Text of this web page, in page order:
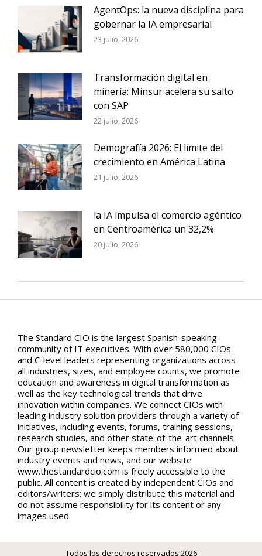
AgentOps: la nueva disciplina para
gobernar la IA empresarial
23 julio, 2026
Transformación digital en
minería: Minsur acelera su salto
con SAP
22 julio, 2026
Demografía 2026: El límite del
crecimiento en América Latina
21 julio, 2026
la IA impulsa el comercio agéntico
en Centroamérica un 32,2%
20 julio, 2026
The Standard CIO is the largest Spanish-speaking
community of IT executives. With over 580,000 CIOs
and C-level leaders representing organizations across
all industries, sizes, and employee counts, we promote
education and awareness in digital transformation as
well as the key technological trends that drive
innovation within companies. We connect CIOs with
leading industry solution providers through a variety of
initiatives, including events, forums, training sessions,
research studies, and other state-of-the-art channels.
Our group newsletter keeps members informed about
industry events and news, and our website
www.thestandardcio.com is freely accessible to the
public. All content is created by independent CIOs and
editors/writers; we simply distribute this material and
do not assume responsibility for its content or any
images used.
Todos los derechos reservados 2026